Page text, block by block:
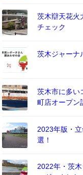
茨木辯天花火
チェック
茨木ジャーナ
茨木市に多い
町店オープン
2023年版・
選！
2022年・茨